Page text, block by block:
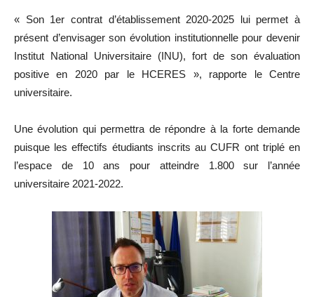
« Son 1er contrat d’établissement 2020-2025 lui permet à
présent d’envisager son évolution institutionnelle pour devenir
Institut National Universitaire (INU), fort de son évaluation
positive en 2020 par le HCERES », rapporte le Centre
universitaire.
Une évolution qui permettra de répondre à la forte demande
puisque les effectifs étudiants inscrits au CUFR ont triplé en
l’espace de 10 ans pour atteindre 1.800 sur l’année
universitaire 2021-2022.